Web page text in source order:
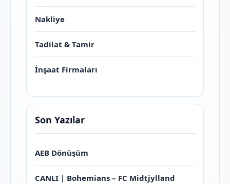
Nakliye
Tadilat & Tamir
İnşaat Firmaları
Son Yazılar
AEB Dönüşüm
CANLI | Bohemians – FC Midtjylland